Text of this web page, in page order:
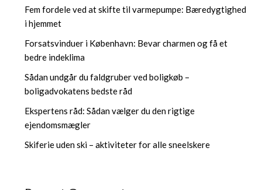
Fem fordele ved at skifte til varmepumpe: Bæredygtighed
i hjemmet
Forsatsvinduer i København: Bevar charmen og få et
bedre indeklima
Sådan undgår du faldgruber ved boligkøb –
boligadvokatens bedste råd
Ekspertens råd: Sådan vælger du den rigtige
ejendomsmægler
Skiferie uden ski – aktiviteter for alle sneelskere